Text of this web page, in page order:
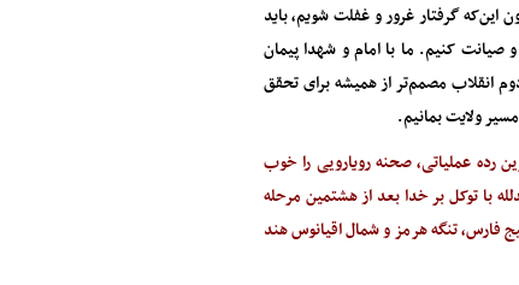
این‌که گرفتار غرور و غفلت شویم، باید
صیانت کنیم. ما با امام و شهدا پیمان
انقلاب مصمم‌تر از همیشه برای تحقق
ولایت بمانیم.
رده عملیاتی، صحنه رویارویی را خوب
با توکل بر خدا بعد از هشتمین مرحله
تنگه هرمز و شمال اقیانوس هند